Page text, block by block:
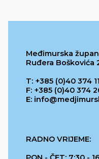
Međimurska
Ruđera Boškovića
T: +385 (0)40 374
F: +385 (0)40 374
E:
RADNO VRIJEME: